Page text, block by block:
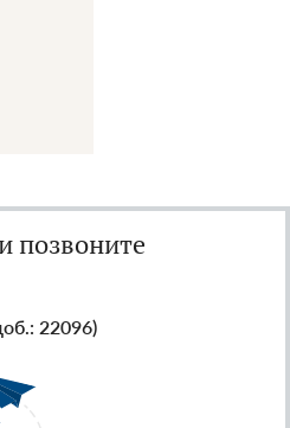
позвоните
22096)